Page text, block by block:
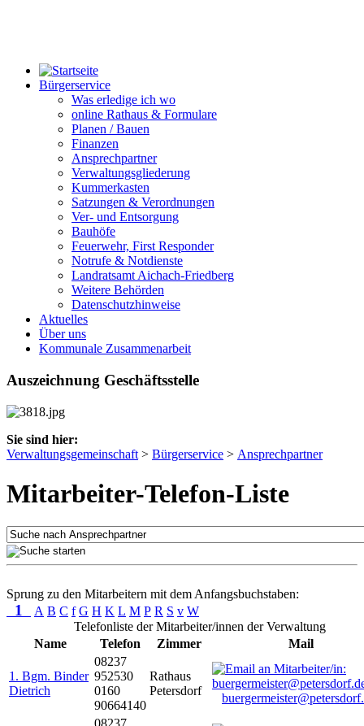
Bürgerservice
Was erledige ich wo
online Rathaus & Formulare
Planen / Bauen
Finanzen
Ansprechpartner
Verwaltungsgliederung
Kummerkasten
Satzungen & Verordnungen
Ver- und Entsorgung
Bauhöfe
Feuerwehr, First Responder
Notrufe & Notdienste
Landratsamt Aichach-Friedberg
Weitere Behörden
Datenschutzhinweise
Aktuelles
Über uns
Kommunale Zusammenarbeit
Auszeichnung Geschäftsstelle
Sie sind hier:
Verwaltungsgemeinschaft > Bürgerservice > Ansprechpartner
Mitarbeiter-Telefon-Liste
Sprung zu den Mitarbeitern mit dem Anfangsbuchstaben:
1 A B C f G H K L M P R S v W
Telefonliste der Mitarbeiter/innen der Verwaltung
Name
Telefon Zimmer Mail
1. Bgm. Binder
Dietrich
08237
952530
0160
90664140
Rathaus
Petersdorf